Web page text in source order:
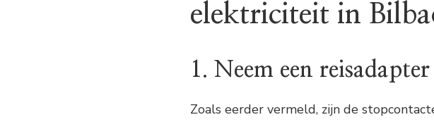
elektriciteit in
1. Neem een reisadapter
Zoals eerder vermeld, zijn de